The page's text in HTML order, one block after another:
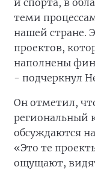
и спорта, в
теми
нашей стране.
проектов,
наполнены
- подчеркнул
Он отметил,
региональный
обсуждаются
«Это те
ощущают,